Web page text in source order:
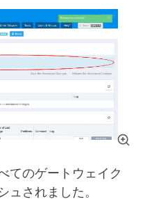
てのゲートウェイク
ュされました。